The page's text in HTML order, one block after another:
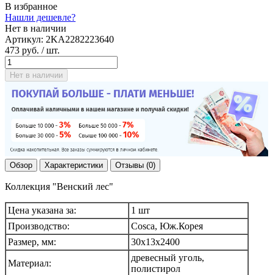
В избранное
Нашли дешевле?
Нет в наличии
Артикул: 2KA2282223640
473 руб. / шт.
Нет в наличии
Обзор Характеристики Отзывы (0)
Коллекция "Венский лес"
Цена указана за:
1 шт
Производство:
Cosca, Юж.Корея
Размер, мм:
30х13х2400
Материал:
древесный уголь,
полистирол